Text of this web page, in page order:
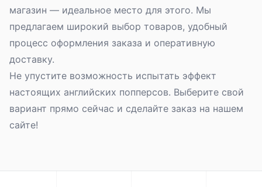
магазин — идеальное место для этого. Мы
предлагаем широкий выбор товаров, удобный
процесс оформления заказа и оперативную
доставку.
Не упустите возможность испытать эффект
настоящих английских попперсов. Выберите свой
вариант прямо сейчас и сделайте заказ на нашем
сайте!